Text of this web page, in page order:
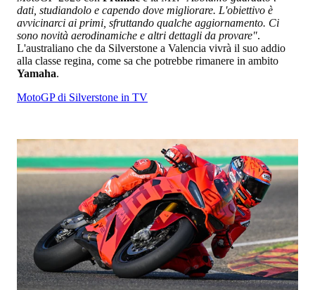
dati, studiandolo e capendo dove migliorare. L'obiettivo è
avvicinarci ai primi, sfruttando qualche aggiornamento. Ci
sono novità aerodinamiche e altri dettagli da provare".
L'australiano che da Silverstone a Valencia vivrà il suo addio
alla classe regina, come sa che potrebbe rimanere in ambito
Yamaha.
MotoGP di Silverstone in TV